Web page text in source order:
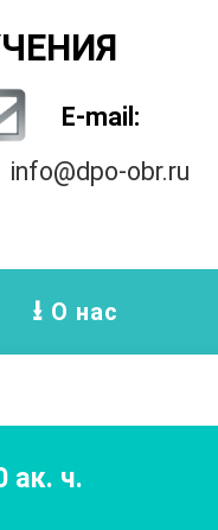
E-mail:
info@dpo-obr.ru
О нас
ак. ч.